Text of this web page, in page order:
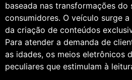
baseada nas transformações do
consumidores. O veículo surge
da criação de conteúdos
Para atender a demanda de
as idades, os meios eletrônicos
peculiares que estimulam à